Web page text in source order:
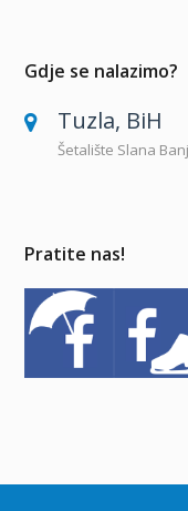
Gdje se nalazimo?
Tuzla, BiH
Šetalište Slana
Pratite nas!